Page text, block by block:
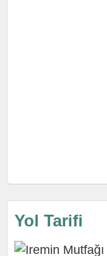
Yol Tarifi